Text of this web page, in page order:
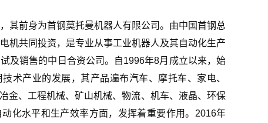
其前身为首钢莫托曼机器人有限公司。由中国首钢总
机共同投资，是专业从事工业机器人及其自动化生产
及销售的中日合资公司。自1996年8月成立以来，始
术产业的发展，其产品遍布汽车、摩托车、家电、
金、工程机械、矿山机械、物流、机车、液晶、环保
化水平和生产效率方面，发挥着重要作用。2016年